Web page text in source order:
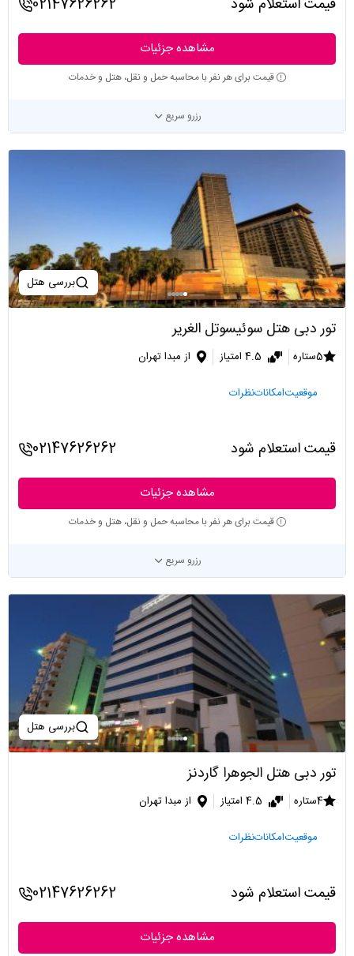
قیمت استعلام شود 02147626262
مشاهده جزئیات
قیمت برای هر نفر با محاسبه حمل و نقل، هتل و خدمات
رزرو سریع
بررسی هتل
تور دبی هتل سوئیسوتل الغریر
5ستاره 4.5 امتیاز از مبدا تهران
موقعیتامکاناتنظرات
قیمت استعلام شود 02147626262
مشاهده جزئیات
قیمت برای هر نفر با محاسبه حمل و نقل، هتل و خدمات
رزرو سریع
بررسی هتل
تور دبی هتل الجوهرا گاردنز
4ستاره 4.5 امتیاز از مبدا تهران
موقعیتامکاناتنظرات
قیمت استعلام شود 02147626262
مشاهده جزئیات